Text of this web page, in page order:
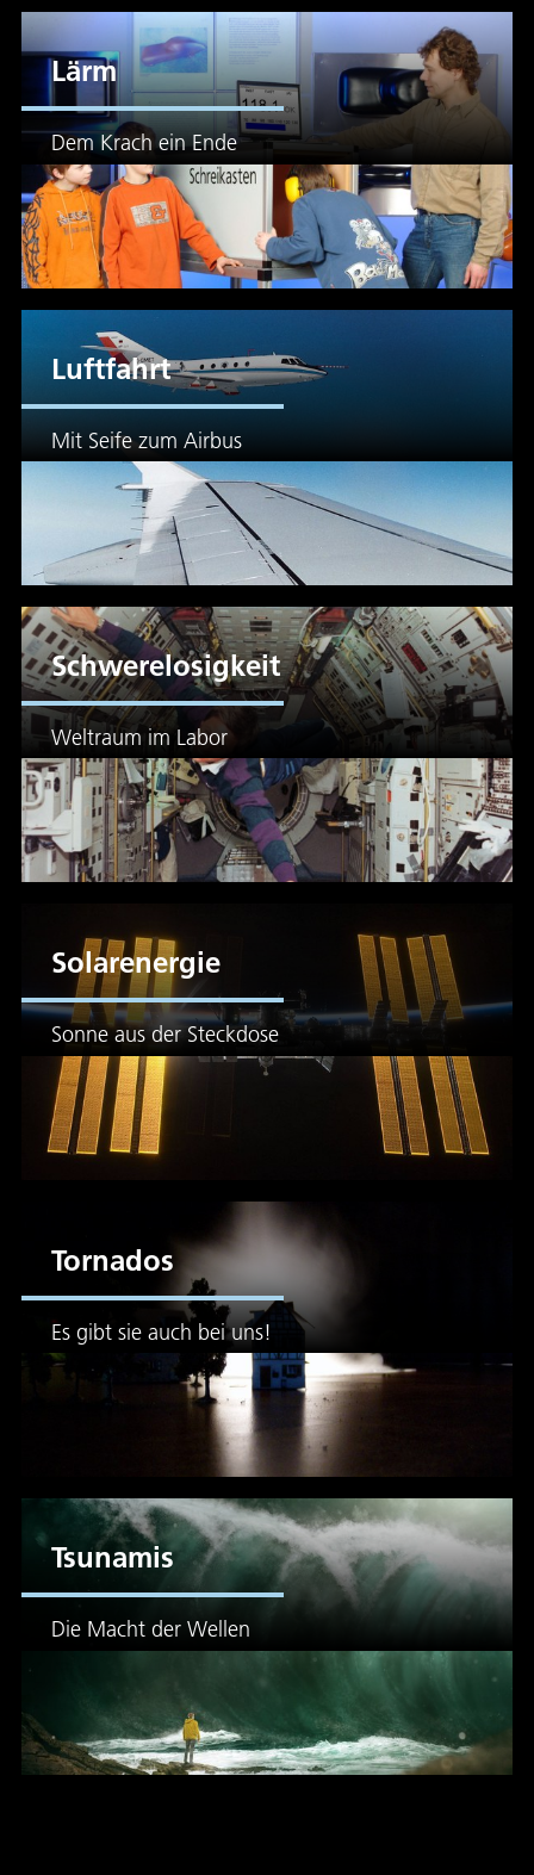
Lärm
Dem Krach ein Ende
Luftfahrt
Mit Seife zum Airbus
Schwerelosigkeit
Weltraum im Labor
Solarenergie
Sonne aus der Steckdose
Tornados
Es gibt sie auch bei uns!
Tsunamis
Die Macht der Wellen